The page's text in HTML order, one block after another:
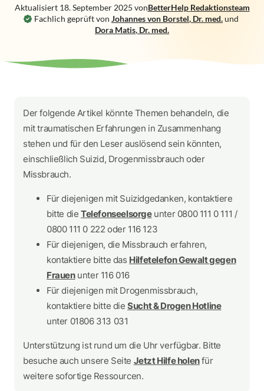
Fachlich geprüft von Johannes von Borstel, Dr. med.und
Dora Matis, Dr. med.
Aktualisiert 18. September 2025 vonBetterHelp Redaktionsteam
Der folgende Artikel könnte Themen behandeln, die
mit traumatischen Erfahrungen in Zusammenhang
stehen und für den Leser auslösend sein könnten,
einschließlich Suizid, Drogenmissbrauch oder
Missbrauch.
Für diejenigen mit Suizidgedanken, kontaktiere
bitte die Telefonseelsorgeunter 0800 111 0 111 /
0800 111 0 222 oder 116 123
Für diejenigen, die Missbrauch erfahren,
kontaktiere bitte das Hilfetelefon Gewalt gegen
Frauenunter 116 016
Für diejenigen mit Drogenmissbrauch,
kontaktiere bitte dieSucht & Drogen Hotline
unter 01806 313 031
Unterstützung ist rund um die Uhr verfügbar. Bitte
besuche auch unsere Seite Jetzt Hilfe holenfür
weitere sofortige Ressourcen.